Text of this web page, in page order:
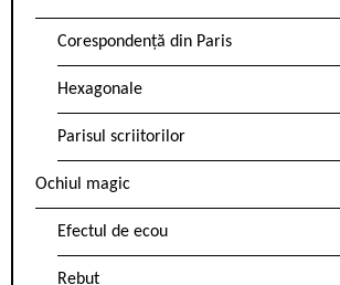
Corespondență din Paris
Hexagonale
Parisul scriitorilor
Ochiul magic
Efectul de ecou
Rebut